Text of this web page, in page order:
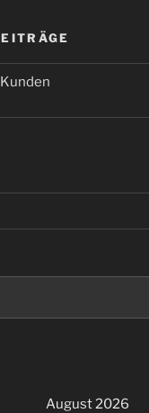
August 2026